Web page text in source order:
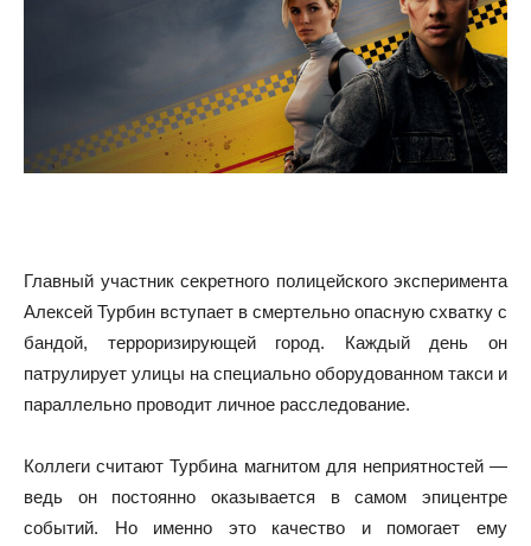
Главный участник секретного полицейского эксперимента
Алексей Турбин вступает в смертельно опасную схватку с
бандой, терроризирующей город. Каждый день он
патрулирует улицы на специально оборудованном такси и
параллельно проводит личное расследование.
Коллеги считают Турбина магнитом для неприятностей —
ведь он постоянно оказывается в самом эпицентре
событий. Но именно это качество и помогает ему